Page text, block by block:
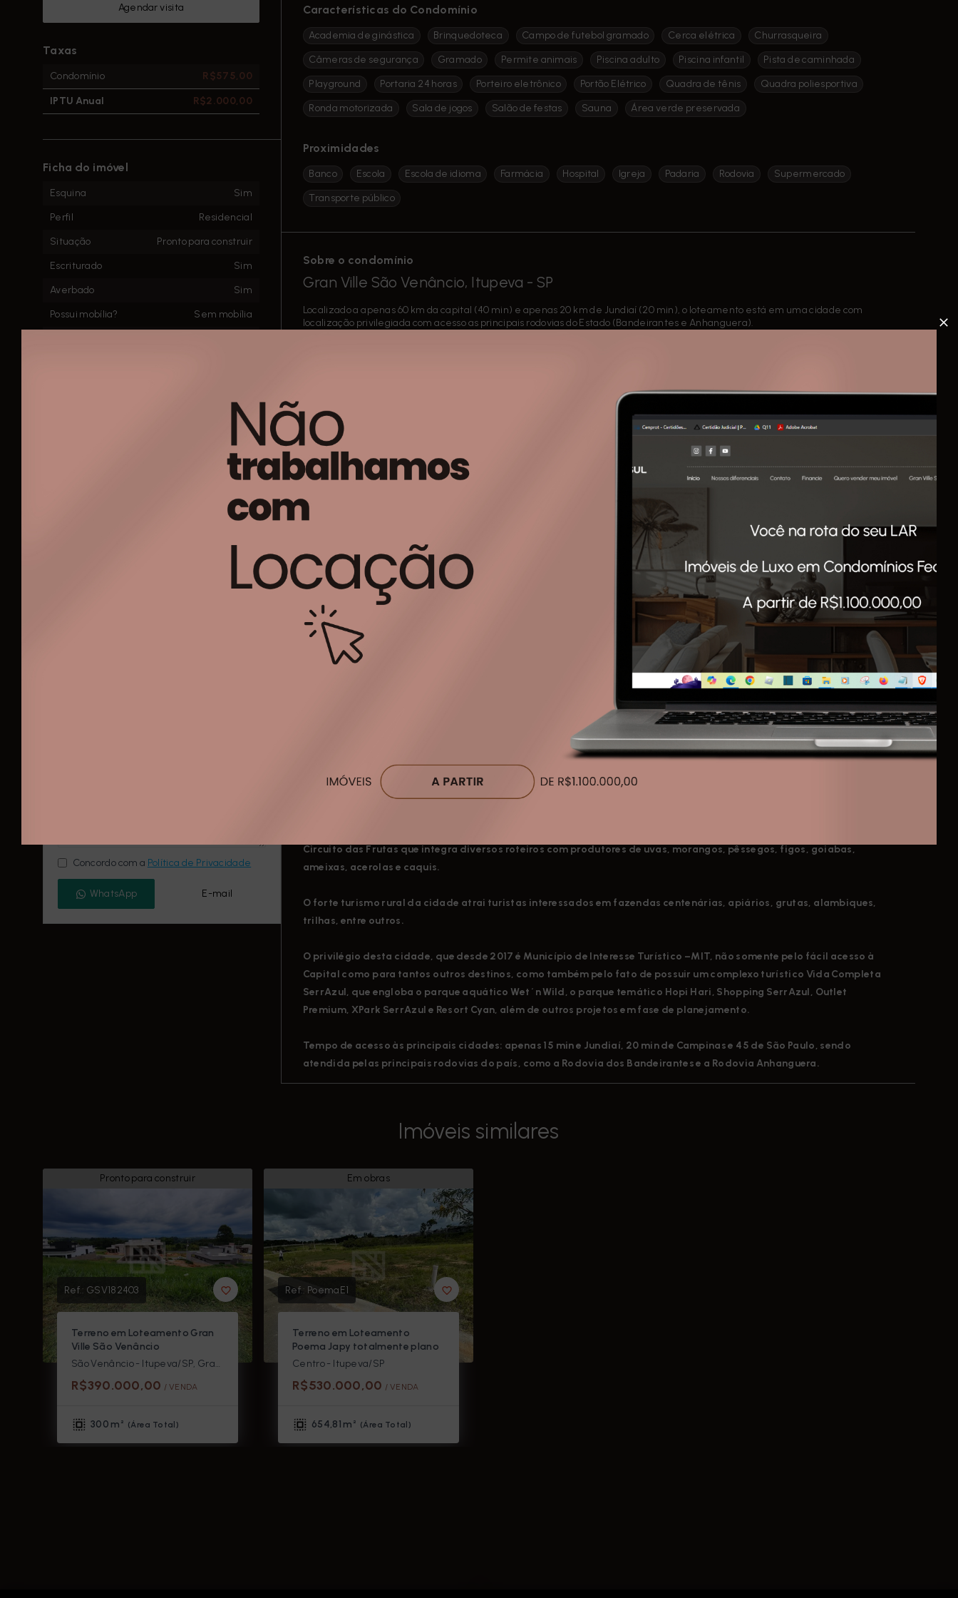
Características do Condomínio
Academia de ginástica Brinquedoteca Campo de futebol gramado Cerca elétrica
Churrasqueira
Câmeras de segurança
Gramado Permite animais Piscina adulto Piscina infantil
Pista de caminhada
Playground
Portaria 24 horas Porteiro eletrônico Portão Elétrico Quadra de tênis
Quadra poliesportiva
Ronda motorizada
Sala de jogos Salão de festas Sauna Área verde preservada
Proximidades
Banco Escola Escola de idioma Farmácia Hospital Igreja Padaria Rodovia
Supermercado
Transporte público
Sobre o condomínio
Gran Ville São Venâncio, Itupeva - SP
Localizado a apenas 60 km da capital (40 min) e apenas 20 km de Jundiaí (20 min), o loteamento está em uma cidade com
localização privilegiada com acesso as principais rodovias do Estado (Bandeirantes e Anhanguera).
Colégio Objetivo na porta, a menos de 500 metros do Hospital e a 6 min do centro da cidade e perto de tudo que você precisa.
Aqui você vive e desfruta dos melhores momentos com sua Família.
O loteamento possui um Clube Completo com 19.000m2 e diversos itens de lazer:
Salão de festas;
Salão de jogos;
Piscina semi-olímpica (25m);
2 quadras poliesportivas;
1 quadra de tênis de saibro;
1 campo de futebol society gramado;
Placas fotovoltaicas instaladas no clube e no estacionamento, tornando o custo do condomínio bem mais baixo.
O loteamento residencial foi planejado e executado em 3 fases, com acessos e portarias independentes, oferecendo assim um
fluxo menor de pessoas circulando, proporcionando mais tranquilidade, mais segurança e maior facilidade de acesso.
Itupeva, localizada na região Sudeste do Estado de São Paulo, a 72 km da capital, faz parte da Aglomeração Urbana
de Jundiaí. Apresenta-se como uma típica cidade do interior que, beneficiada pelo ar fresco e pela natureza
Circuito das Frutas que integra diversos roteiros com produtores de uvas, morangos, pêssegos, figos, goiabas,
ameixas, acerolas e caquis.
O forte turismo rural da cidade atrai turistas interessados em fazendas centenárias, apiários, grutas, alambiques,
trilhas, entre outros.
O privilégio desta cidade, que desde 2017 é Município de Interesse Turístico –MIT, não somente pelo fácil acesso à
Capital como para tantos outros destinos, como também pelo fato de possuir umcomplexo turístico Vida Completa
SerrAzul, que engloba o parque aquático Wet´n Wild, o parque temático Hopi Hari, Shopping SerrAzul, Outlet
Premium, XPark SerrAzul e Resort Cyan, além de outros projetos em fase de planejamento.
Tempo de acesso às principais cidades: apenas 15 min e Jundiaí, 20 min de Campinas e 45 de São Paulo, sendo
atendida pelas principais rodovias do país, como a Rodovia dos Bandeirantes e a Rodovia Anhanguera.
Agendar visita
Taxas
Condomínio R$575,00
IPTU Anual R$2.000,00
Ficha do imóvel
Esquina
Sim
Perfil
Residencial
Situação
Pronto para construir
Escriturado
Sim
Averbado
Sim
Possui mobília?
Sem mobília
12m
25m
25m
Concordo com a Política de Privacidade
WhatsApp E-mail
Imóveis similares
Pronto para construir
Ref.: GSV182403
Terreno em Loteamento Gran
Ville São Venâncio
São Venâncio - Itupeva/SP, Gran Ville São Venâncio
R$390.000,00 / VENDA
300 m² (Área Total )
Em obras
Ref.: PoemaE1
Terreno em Loteamento
Poema Japy totalmente plano
Centro - Itupeva/SP
R$530.000,00 / VENDA
654,81 m² (Área Total )